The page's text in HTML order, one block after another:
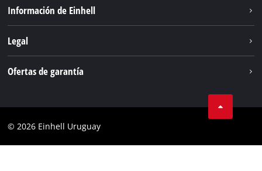
Servicio
Información de Einhell
Legal
Cumplimiento
Ofertas de garantía
Garantía PurePower Brushless
© 2026 Einhell Uruguay